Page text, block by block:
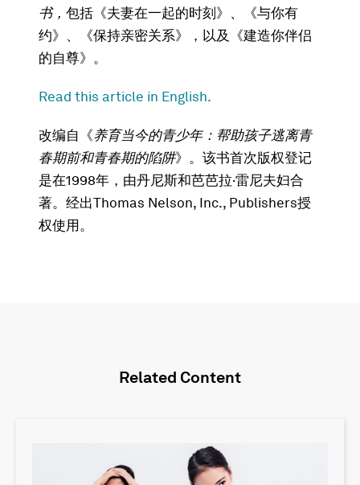
书， 包括《夫妻在一起的时刻》、《与你有
约》、《保持亲密关系》，以及《建造你伴侣
的自尊》。
Read this article in English.
改编自《养育当今的青少年：帮助孩子逃离青
春期前和青春期的陷阱》。该书首次版权登记
是在1998年，由丹尼斯和芭芭拉·雷尼夫妇合
著。经出Thomas Nelson, Inc., Publishers授
权使用。
Related Content